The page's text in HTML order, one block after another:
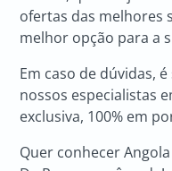
ofertas das melhores
melhor opção para a
Em caso de dúvidas,
nossos especialistas
exclusiva, 100% em
Quer conhecer